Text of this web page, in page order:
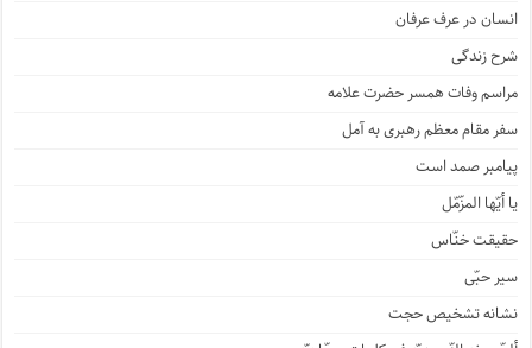
انسان در عرف عرفان
شرح زندگی
مراسم وفات همسر حضرت علامه
سفر مقام معظم رهبری به آمل
پیامبر صمد است
یا أیّها المزّمّل
حقیقت خنّاس
سیر حبّی
نشانه تشخیص حجت